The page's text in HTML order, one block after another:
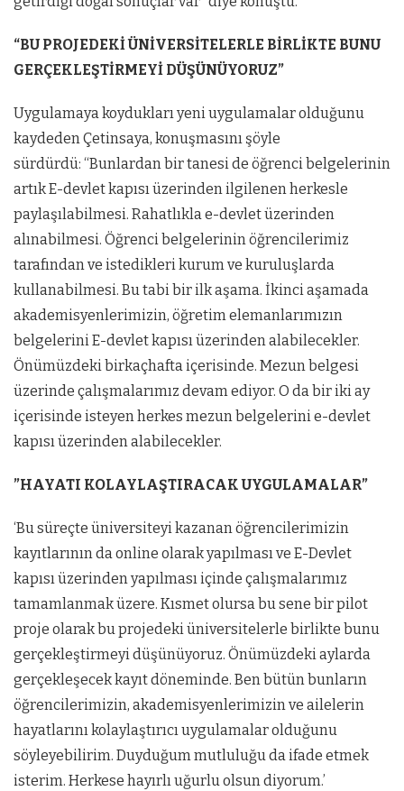
“BU PROJEDEKİ ÜNİVERSİTELERLE BİRLİKTE BUNU
GERÇEKLEŞTİRMEYİ DÜŞÜNÜYORUZ”
Uygulamaya koydukları yeni uygulamalar olduğunu
kaydeden Çetinsaya, konuşmasını şöyle
sürdürdü: “Bunlardan bir tanesi de öğrenci belgelerinin
artık E-devlet kapısı üzerinden ilgilenen herkesle
paylaşılabilmesi. Rahatlıkla e-devlet üzerinden
alınabilmesi. Öğrenci belgelerinin öğrencilerimiz
tarafından ve istedikleri kurum ve kuruluşlarda
kullanabilmesi. Bu tabi bir ilk aşama. İkinci aşamada
akademisyenlerimizin, öğretim elemanlarımızın
belgelerini E-devlet kapısı üzerinden alabilecekler.
Önümüzdeki birkaçhafta içerisinde. Mezun belgesi
üzerinde çalışmalarımız devam ediyor. O da bir iki ay
içerisinde isteyen herkes mezun belgelerini e-devlet
kapısı üzerinden alabilecekler.
”HAYATI KOLAYLAŞTIRACAK UYGULAMALAR”
‘Bu süreçte üniversiteyi kazanan öğrencilerimizin
kayıtlarının da online olarak yapılması ve E-Devlet
kapısı üzerinden yapılması içinde çalışmalarımız
tamamlanmak üzere. Kısmet olursa bu sene bir pilot
proje olarak bu projedeki üniversitelerle birlikte bunu
gerçekleştirmeyi düşünüyoruz. Önümüzdeki aylarda
gerçekleşecek kayıt döneminde. Ben bütün bunların
öğrencilerimizin, akademisyenlerimizin ve ailelerin
hayatlarını kolaylaştırıcı uygulamalar olduğunu
söyleyebilirim. Duyduğum mutluluğu da ifade etmek
isterim. Herkese hayırlı uğurlu olsun diyorum.’